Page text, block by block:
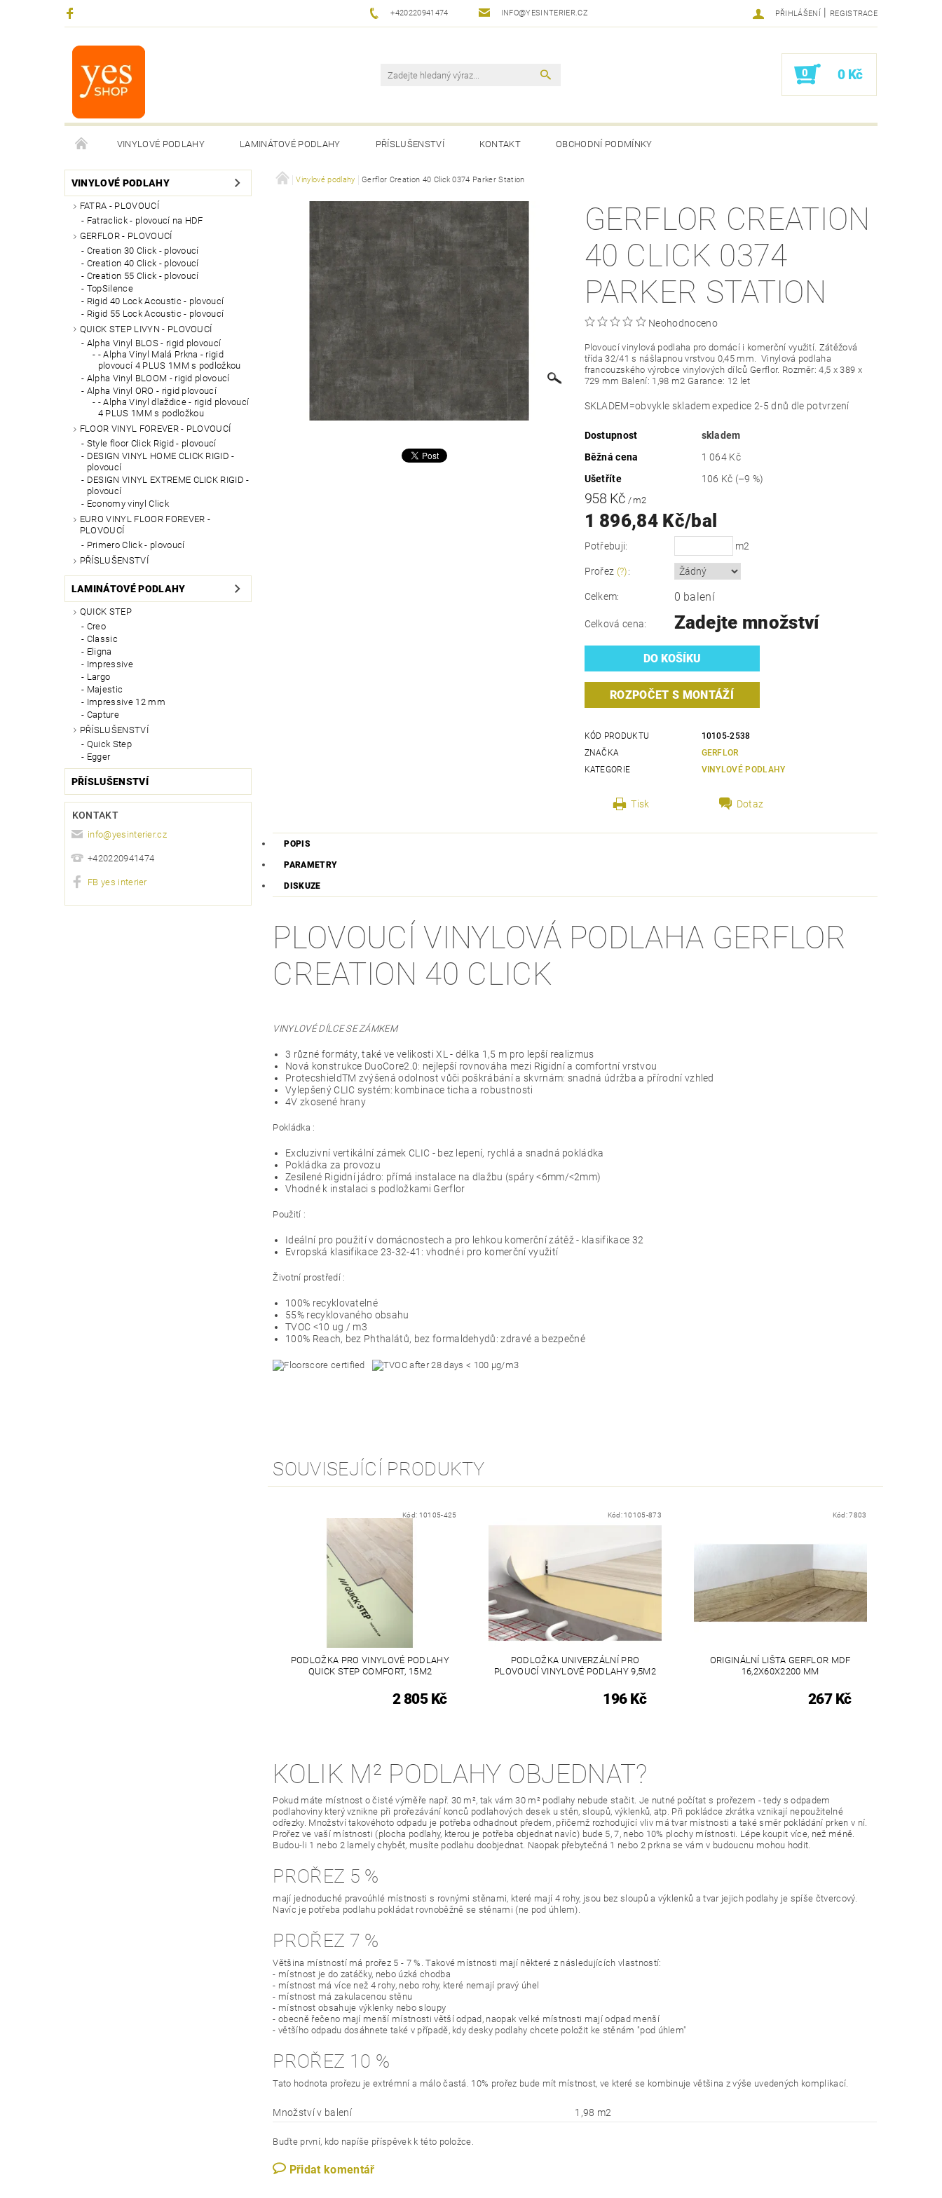
+420220941474 INFO@YESINTERIER.CZ PŘIHLÁŠENÍ | REGISTRACE
0 0 Kč
VINYLOVÉ PODLAHY LAMINÁTOVÉ PODLAHY PŘÍSLUŠENSTVÍ KONTAKT OBCHODNÍ PODMÍNKY
VINYLOVÉ PODLAHY
FATRA - PLOVOUCÍ
Fatraclick - plovoucí na HDF
GERFLOR - PLOVOUCÍ
Creation 30 Click - plovoucí
Creation 40 Click - plovoucí
Creation 55 Click - plovoucí
TopSilence
Rigid 40 Lock Acoustic - plovoucí
Rigid 55 Lock Acoustic - plovoucí
QUICK STEP LIVYN - PLOVOUCÍ
Alpha Vinyl BLOS - rigid plovoucí
- Alpha Vinyl Malá Prkna - rigid
plovoucí 4 PLUS 1MM s podložkou
Alpha Vinyl BLOOM - rigid plovoucí
Alpha Vinyl ORO - rigid plovoucí
- Alpha Vinyl dlaždice - rigid plovoucí
4 PLUS 1MM s podložkou
FLOOR VINYL FOREVER - PLOVOUCÍ
Style floor Click Rigid - plovoucí
DESIGN VINYL HOME CLICK RIGID -
plovoucí
DESIGN VINYL EXTREME CLICK RIGID -
plovoucí
Economy vinyl Click
EURO VINYL FLOOR FOREVER -
PLOVOUCÍ
Primero Click - plovoucí
PŘÍSLUŠENSTVÍ
LAMINÁTOVÉ PODLAHY
QUICK STEP
Creo
Classic
Eligna
Impressive
Largo
Majestic
Impressive 12 mm
Capture
PŘÍSLUŠENSTVÍ
Quick Step
Egger
PŘÍSLUŠENSTVÍ
KONTAKT
info@yesinterier.cz
+420220941474
FB yes interier
Vinylové podlahy Gerflor Creation 40 Click 0374 Parker Station
GERFLOR CREATION
40 CLICK 0374
PARKER STATION
Neohodnoceno
Plovoucí vinylová podlaha pro domácí i komerční využití. Zátěžová
třída 32/41 s nášlapnou vrstvou 0,45 mm. Vinylová podlaha
francouzského výrobce vinylových dílců Gerflor. Rozměr: 4,5 x 389 x
729 mm Balení: 1,98 m2 Garance: 12 let
SKLADEM=obvykle skladem expedice 2-5 dnů dle potvrzení
Dostupnost
skladem
Běžná cena
1 064 Kč
Ušetříte
106 Kč (–9 %)
958 Kč/ m2
1 896,84 Kč/bal
Potřebuji: m2
Prořez (?):
Celkem: 0 balení
Celková cena: Zadejte množství
ROZPOČET S MONTÁŽÍ
KÓD PRODUKTU
10105-2538
ZNAČKA
GERFLOR
KATEGORIE
VINYLOVÉ PODLAHY
Tisk Dotaz
POPIS
PARAMETRY
DISKUZE
PLOVOUCÍ VINYLOVÁ PODLAHA GERFLOR
CREATION 40 CLICK
VINYLOVÉ DÍLCE SE ZÁMKEM
3 různé formáty, také ve velikosti XL - délka 1,5 m pro lepší realizmus
Nová konstrukce DuoCore2.0: nejlepší rovnováha mezi Rigidní a comfortní vrstvou
ProtecshieldTM zvýšená odolnost vůči poškrábání a skvrnám: snadná údržba a přírodní vzhled
Vylepšený CLIC systém: kombinace ticha a robustnosti
4V zkosené hrany
Pokládka :
Excluzivní vertikální zámek CLIC - bez lepení, rychlá a snadná pokládka
Pokládka za provozu
Zesílené Rigidní jádro: přímá instalace na dlažbu (spáry <6mm/<2mm)
Vhodné k instalaci s podložkami Gerflor
Použití :
Ideální pro použití v domácnostech a pro lehkou komerční zátěž - klasifikace 32
Evropská klasifikace 23-32-41: vhodné i pro komerční využití
Životní prostředí :
100% recyklovatelné
55% recyklovaného obsahu
TVOC <10 ug / m3
100% Reach, bez Phthalátů, bez formaldehydů: zdravé a bezpečné
SOUVISEJÍCÍ PRODUKTY
Kód: 10105-425
PODLOŽKA PRO VINYLOVÉ PODLAHY
QUICK STEP COMFORT, 15M2
2 805 Kč
Kód: 10105-873
PODLOŽKA UNIVERZÁLNÍ PRO
PLOVOUCÍ VINYLOVÉ PODLAHY 9,5M2
196 Kč
Kód:7803
ORIGINÁLNÍ LIŠTA GERFLOR MDF
16,2X60X2200 MM
267 Kč
KOLIK M² PODLAHY OBJEDNAT?
Pokud máte místnost o čisté výměře např. 30 m², tak vám 30 m² podlahy nebude stačit. Je nutné počítat s prořezem - tedy s odpadem
podlahoviny který vznikne při prořezávání konců podlahových desek u stěn, sloupů, výklenků, atp. Při pokládce zkrátka vznikají nepoužitelné
odřezky. Množství takovéhoto odpadu je potřeba odhadnout předem, přičemž rozhodující vliv má tvar místnosti a také směr pokládání prken v ní.
Prořez ve vaší místnosti (plocha podlahy, kterou je potřeba objednat navíc) bude 5, 7, nebo 10% plochy místnosti. Lépe koupit více, než méně.
Budou-li 1 nebo 2 lamely chybět, musíte podlahu doobjednat. Naopak přebytečná 1 nebo 2 prkna se vám v budoucnu mohou hodit.
PROŘEZ 5 %
mají jednoduché pravoúhlé místnosti s rovnými stěnami, které mají 4 rohy, jsou bez sloupů a výklenků a tvar jejich podlahy je spíše čtvercový.
Navíc je potřeba podlahu pokládat rovnoběžně se stěnami (ne pod úhlem).
PROŘEZ 7 %
Většina místností má prořez 5 - 7 %. Takové místnosti mají některé z následujících vlastností:
- místnost je do zatáčky, nebo úzká chodba
- místnost má více než 4 rohy, nebo rohy, které nemají pravý úhel
- místnost má zakulacenou stěnu
- místnost obsahuje výklenky nebo sloupy
- obecně řečeno mají menší místnosti větší odpad, naopak velké místnosti mají odpad menší
- většího odpadu dosáhnete také v případě, kdy desky podlahy chcete položit ke stěnám "pod úhlem"
PROŘEZ 10 %
Tato hodnota prořezu je extrémní a málo častá. 10% prořez bude mít místnost, ve které se kombinuje většina z výše uvedených komplikací.
Množství v balení 1,98 m2
Buďte první, kdo napíše příspěvek k této položce.
Přidat komentář